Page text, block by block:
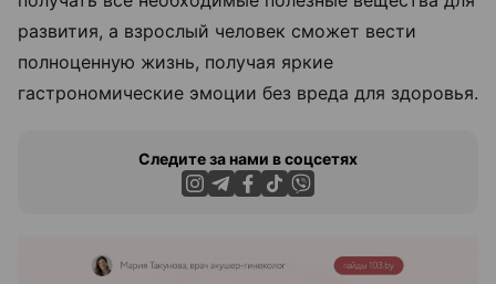
развития, а взрослый человек сможет вести
полноценную жизнь, получая яркие
гастрономические эмоции без вреда для здоровья.
Следите за нами в соцсетях